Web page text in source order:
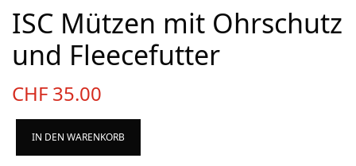
ISC Mützen mit Ohrschutz
und Fleecefutter
CHF 35.00
IN DEN WARENKORB
Aktion
Bekleidung
Gutscheine / Geschenkideen
Kartenaufnahme